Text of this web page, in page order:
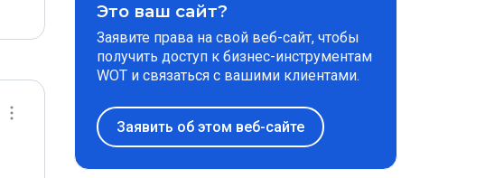
Это ваш сайт?
Заявите права на свой веб-сайт, чтобы
получить доступ к бизнес-инструментам
WOT и связаться с вашими клиентами.
Заявить об этом веб-сайте